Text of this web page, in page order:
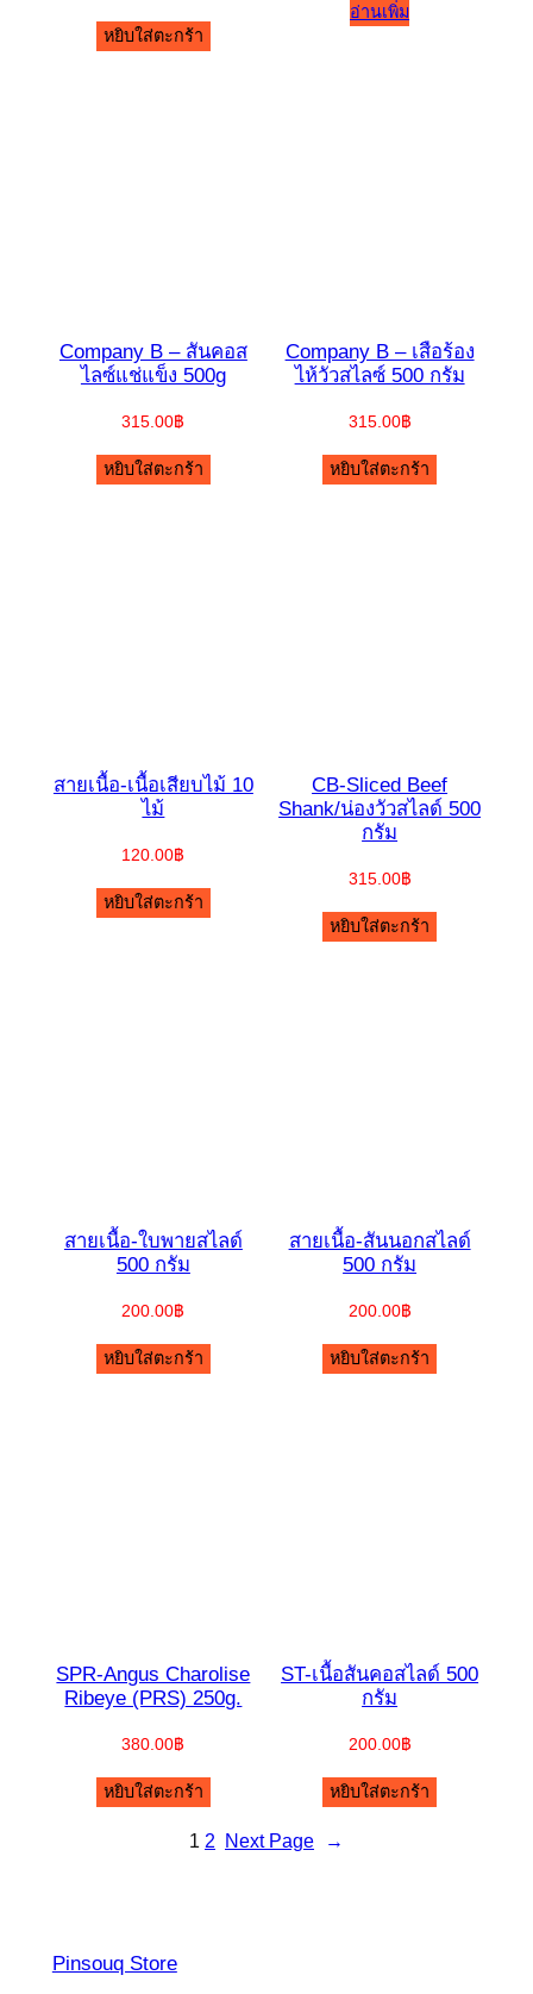
หยิบใส่ตะกร้า
อ่านเพิ่ม
Company B – สันคอส
ไลซ์แช่แข็ง 500g
315.00฿
หยิบใส่ตะกร้า
Company B – เสือร้อง
ไห้วัวสไลซ์ 500 กรัม
315.00฿
หยิบใส่ตะกร้า
สายเนื้อ-เนื้อเสียบไม้ 10
ไม้
120.00฿
หยิบใส่ตะกร้า
CB-Sliced Beef
Shank/น่องวัวสไลด์ 500
กรัม
315.00฿
หยิบใส่ตะกร้า
สายเนื้อ-ใบพายสไลด์
500 กรัม
200.00฿
หยิบใส่ตะกร้า
สายเนื้อ-สันนอกสไลด์
500 กรัม
200.00฿
หยิบใส่ตะกร้า
SPR-Angus Charolise
Ribeye (PRS) 250g.
380.00฿
หยิบใส่ตะกร้า
ST-เนื้อสันคอสไลด์ 500
กรัม
200.00฿
หยิบใส่ตะกร้า
1 2 Next Page →
Pinsouq Store